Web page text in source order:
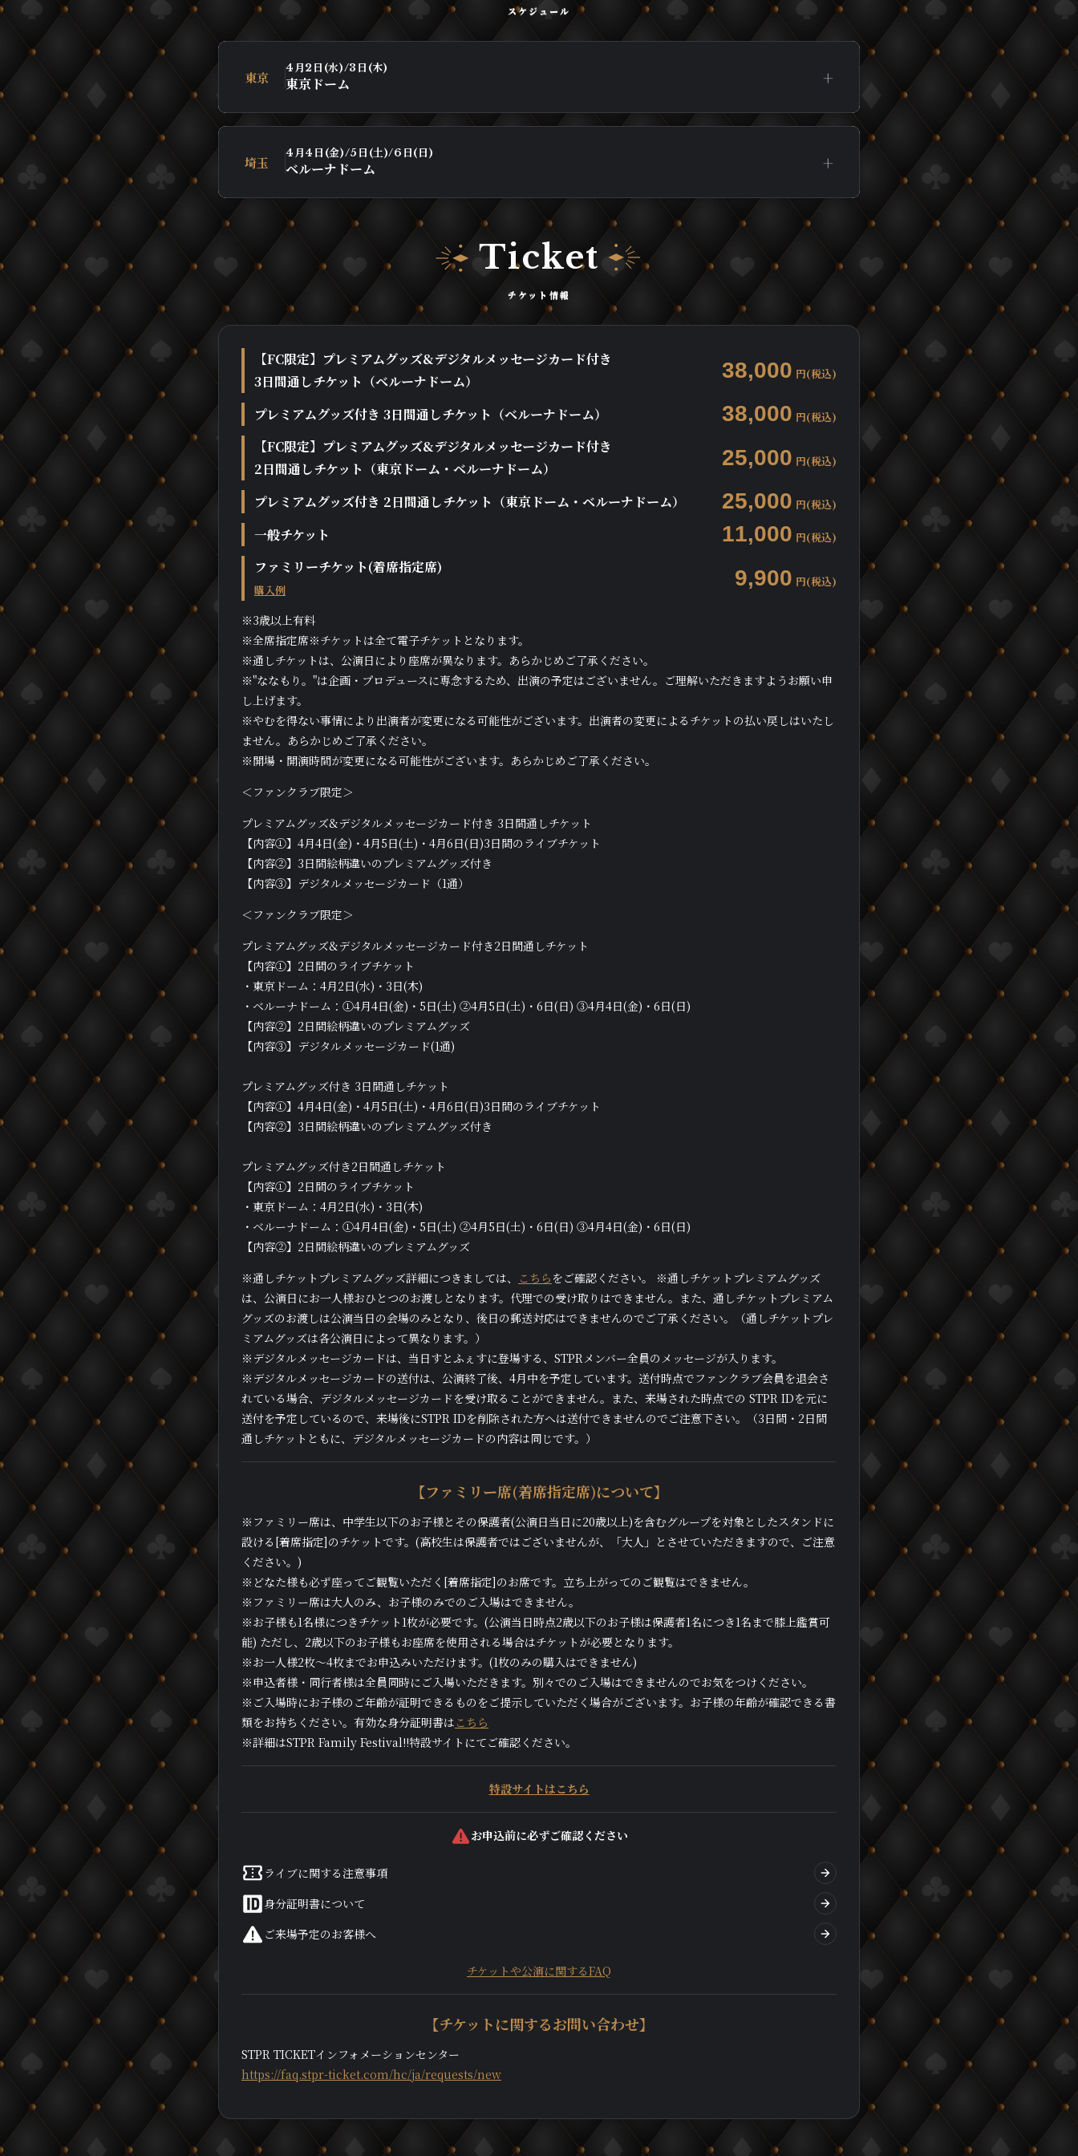
東京
4月2日(水)/3日(木)
東京ドーム
埼玉
4月4日(金)/5日(土)/6日(日)
ベルーナドーム
Ticket
【FC限定】プレミアムグッズ&デジタルメッセージカード付き
3日間通しチケット（ベルーナドーム）
38,000 円(税込)
プレミアムグッズ付き 3日間通しチケット（ベルーナドーム） 38,000 円(税込)
【FC限定】プレミアムグッズ&デジタルメッセージカード付き
2日間通しチケット（東京ドーム・ベルーナドーム）
25,000 円(税込)
プレミアムグッズ付き 2日間通しチケット（東京ドーム・ベルーナドーム） 25,000 円(税込)
一般チケット 11,000 円(税込)
ファミリーチケット(着席指定席)
購入例 9,900 円(税込)
※3歳以上有料
※全席指定席※チケットは全て電子チケットとなります。
※通しチケットは、公演日により座席が異なります。あらかじめご了承ください。
※"ななもり。"は企画・プロデュースに専念するため、出演の予定はございません。ご理解いただきますようお願い申
し上げます。
※やむを得ない事情により出演者が変更になる可能性がございます。出演者の変更によるチケットの払い戻しはいたし
ません。あらかじめご了承ください。
※開場・開演時間が変更になる可能性がございます。あらかじめご了承ください。
＜ファンクラブ限定＞
プレミアムグッズ&デジタルメッセージカード付き 3日間通しチケット
【内容①】4月4日(金)・4月5日(土)・4月6日(日)3日間のライブチケット
【内容②】3日間絵柄違いのプレミアムグッズ付き
【内容③】デジタルメッセージカード（1通）
＜ファンクラブ限定＞
プレミアムグッズ&デジタルメッセージカード付き2日間通しチケット
【内容①】2日間のライブチケット
・東京ドーム：4月2日(水)・3日(木)
・ベルーナドーム：①4月4日(金)・5日(土) ②4月5日(土)・6日(日) ③4月4日(金)・6日(日)
【内容②】2日間絵柄違いのプレミアムグッズ
【内容③】デジタルメッセージカード(1通)
プレミアムグッズ付き 3日間通しチケット
【内容①】4月4日(金)・4月5日(土)・4月6日(日)3日間のライブチケット
【内容②】3日間絵柄違いのプレミアムグッズ付き
プレミアムグッズ付き2日間通しチケット
【内容①】2日間のライブチケット
・東京ドーム：4月2日(水)・3日(木)
・ベルーナドーム：①4月4日(金)・5日(土) ②4月5日(土)・6日(日) ③4月4日(金)・6日(日)
【内容②】2日間絵柄違いのプレミアムグッズ
※通しチケットプレミアムグッズ詳細につきましては、
こちら をご確認ください。 ※通しチケットプレミアムグッズ
は、公演日にお一人様おひとつのお渡しとなります。代理での受け取りはできません。また、通しチケットプレミアム
グッズのお渡しは公演当日の会場のみとなり、後日の郵送対応はできませんのでご了承ください。（通しチケットプレ
ミアムグッズは各公演日によって異なります。）
※デジタルメッセージカードは、当日すとふぇすに登場する、STPRメンバー全員のメッセージが入ります。
※デジタルメッセージカードの送付は、公演終了後、4月中を予定しています。送付時点でファンクラブ会員を退会さ
れている場合、デジタルメッセージカードを受け取ることができません。また、来場された時点での STPR IDを元に
送付を予定しているので、来場後にSTPR IDを削除された方へは送付できませんのでご注意下さい。（3日間・2日間
通しチケットともに、デジタルメッセージカードの内容は同じです。）
【ファミリー席(着席指定席)について】
※ファミリー席は、中学生以下のお子様とその保護者(公演日当日に20歳以上)を含むグループを対象としたスタンドに
設ける[着席指定]のチケットです。(高校生は保護者ではございませんが、「大人」とさせていただきますので、ご注意
ください。)
※どなた様も必ず座ってご観覧いただく[着席指定]のお席です。立ち上がってのご観覧はできません。
※ファミリー席は大人のみ、お子様のみでのご入場はできません。
※お子様も1名様につきチケット1枚が必要です。(公演当日時点2歳以下のお子様は保護者1名につき1名まで膝上鑑賞可
能) ただし、2歳以下のお子様もお座席を使用される場合はチケットが必要となります。
※お一人様2枚〜4枚までお申込みいただけます。(1枚のみの購入はできません)
※申込者様・同行者様は全員同時にご入場いただきます。別々でのご入場はできませんのでお気をつけください。
※ご入場時にお子様のご年齢が証明できるものをご提示していただく場合がございます。お子様の年齢が確認できる書
類をお持ちください。有効な身分証明書は こちら
※詳細はSTPR Family Festival!!特設サイトにてご確認ください。
特設サイトはこちら
お申込前に必ずご確認ください
ライブに関する注意事項
身分証明書について
ご来場予定のお客様へ
チケットや公演に関するFAQ
【チケットに関するお問い合わせ】
STPR TICKETインフォメーションセンター
https://faq.stpr-ticket.com/hc/ja/requests/new